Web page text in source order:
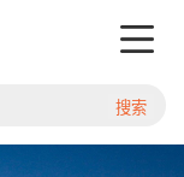
搜索